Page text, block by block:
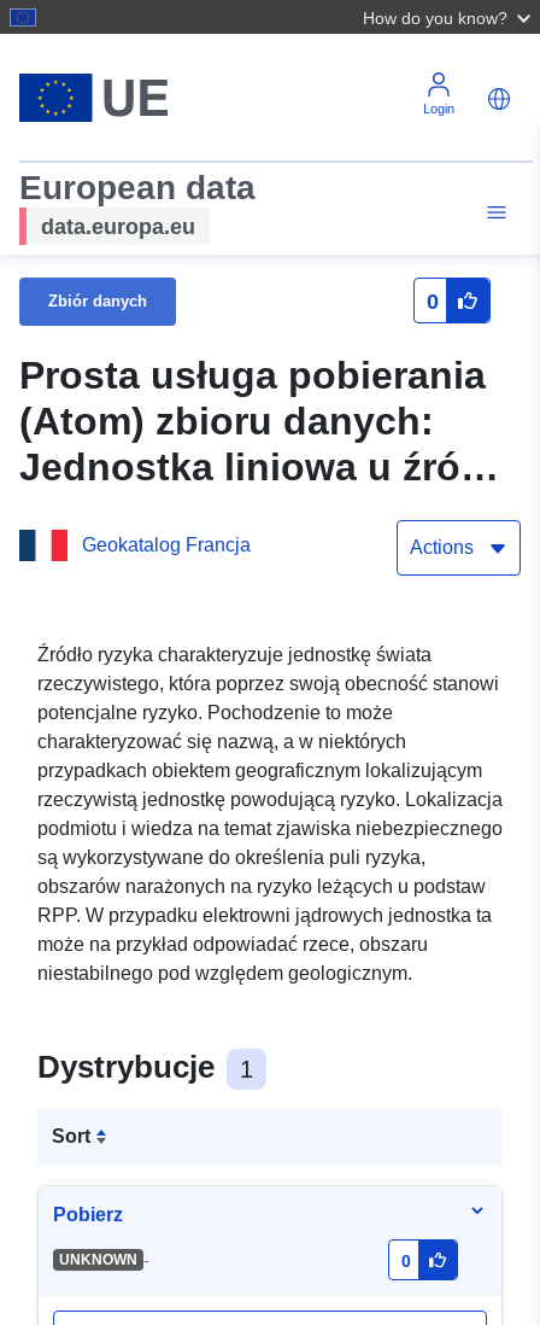
How do you know?
Login
European data
data.europa.eu
Zbiór danych 0
Prosta usługa pobierania
(Atom) zbioru danych:
Jednostka liniowa u źródła
Geokatalog Francja Actions
Źródło ryzyka charakteryzuje jednostkę świata
rzeczywistego, która poprzez swoją obecność stanowi
potencjalne ryzyko. Pochodzenie to może
charakteryzować się nazwą, a w niektórych
przypadkach obiektem geograficznym lokalizującym
rzeczywistą jednostkę powodującą ryzyko. Lokalizacja
podmiotu i wiedza na temat zjawiska niebezpiecznego
są wykorzystywane do określenia puli ryzyka,
obszarów narażonych na ryzyko leżących u podstaw
RPP. W przypadku elektrowni jądrowych jednostka ta
może na przykład odpowiadać rzece, obszaru
niestabilnego pod względem geologicznym.
Dystrybucje 1
Sort
Pobierz
UNKNOWN - 0